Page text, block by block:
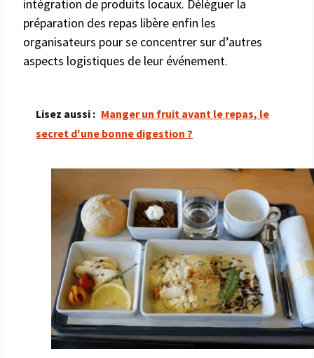
intégration de produits locaux. Déléguer la
préparation des repas libère enfin les
organisateurs pour se concentrer sur d’autres
aspects logistiques de leur événement.
Lisez aussi : Manger un fruit avant le repas, le
secret d'une bonne digestion ?